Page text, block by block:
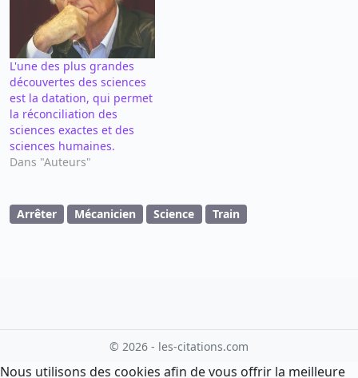
L'une des plus grandes
découvertes des sciences
est la datation, qui permet
la réconciliation des
sciences exactes et des
sciences humaines.
Dans "Auteurs"
Arrêter Mécanicien Science Train
© 2026 - les-citations.com
Nous utilisons des cookies afin de vous offrir la meilleure